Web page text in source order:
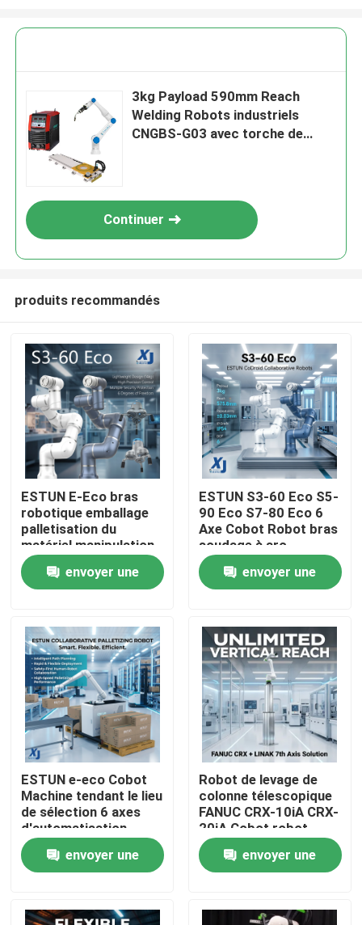
À la maison
Produits
Vidéos
Visite de l'usine
Contrôle de la qualité
Nous contacter
Blog
Demandez un devis
bras de robot industriel
3kg Payload 590mm Reach
Welding Robots industriels
CNGBS-G03 avec torche de
Continuer
produits recommandés
ESTUN E-Eco bras
robotique emballage
palletisation du
matériel manipulation
robot collaboratif
avec OnRobot Grriper
envoyer une
ESTUN S3-60 Eco S5-
90 Eco S7-80 Eco 6
Axe Cobot Robot bras
soudage à arc
collaboratif robot
CNGBS positionneur
de soudage
envoyer une
ESTUN e-eco Cobot
Machine tendant le lieu
de sélection 6 axes
d'automatisation
industrielle robot
collaboratif de
manutention de
envoyer une
Robot de levage de
colonne télescopique
FANUC CRX-10iA CRX-
20iA Cobot robot
collaboratif de
manutention de
palettes
envoyer une